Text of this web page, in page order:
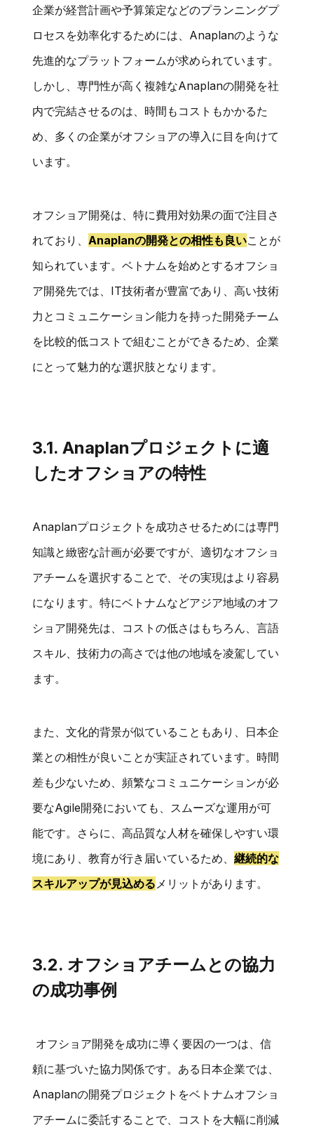
企業が経営計画や予算策定などのプランニングプ
ロセスを効率化するためには、Anaplanのような
先進的なプラットフォームが求められています。
しかし、専門性が高く複雑なAnaplanの開発を社
内で完結させるのは、時間もコストもかかるた
め、多くの企業がオフショアの導入に目を向けて
います。
オフショア開発は、特に費用対効果の面で注目さ
れており、Anaplanの開発との相性も良いことが
知られています。ベトナムを始めとするオフショ
ア開発先では、IT技術者が豊富であり、高い技術
力とコミュニケーション能力を持った開発チーム
を比較的低コストで組むことができるため、企業
にとって魅力的な選択肢となります。
3.1. Anaplanプロジェクトに適
したオフショアの特性
Anaplanプロジェクトを成功させるためには専門
知識と緻密な計画が必要ですが、適切なオフショ
アチームを選択することで、その実現はより容易
になります。特にベトナムなどアジア地域のオフ
ショア開発先は、コストの低さはもちろん、言語
スキル、技術力の高さでは他の地域を凌駕してい
ます。
また、文化的背景が似ていることもあり、日本企
業との相性が良いことが実証されています。時間
差も少ないため、頻繁なコミュニケーションが必
要なAgile開発においても、スムーズな運用が可
能です。さらに、高品質な人材を確保しやすい環
境にあり、教育が行き届いているため、継続的な
スキルアップが見込めるメリットがあります。
3.2. オフショアチームとの協力
の成功事例
オフショア開発を成功に導く要因の一つは、信
頼に基づいた協力関係です。ある日本企業では、
Anaplanの開発プロジェクトをベトナムオフショ
アチームに委託することで、コストを大幅に削減